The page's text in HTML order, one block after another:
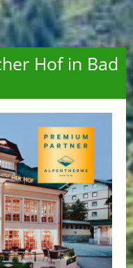
Hof in Bad